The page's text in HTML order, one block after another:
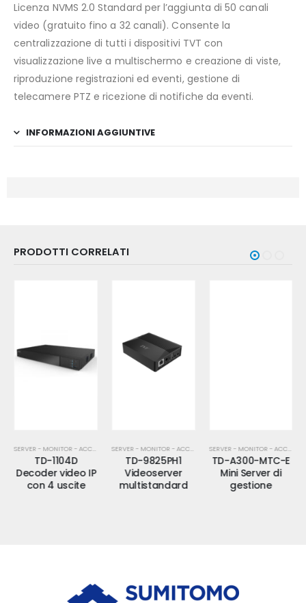
Licenza NVMS 2.0 Standard per l’aggiunta di 50 canali
video (gratuito fino a 32 canali). Consente la
centralizzazione di tutti i dispositivi TVT con
visualizzazione live a multischermo e creazione di viste,
riproduzione registrazioni ed eventi, gestione di
telecamere PTZ e ricezione di notifiche da eventi.
INFORMAZIONI AGGIUNTIVE
PRODOTTI CORRELATI
SERVER - MONITOR - ACCESSORI
TD-1104D
Decoder video IP
con 4 uscite
SERVER - MONITOR - ACCESSORI
TD-9825PH1
Videoserver
multistandard
SERVER - MONITOR - ACCESSORI
TD-A300-MTC-E
Mini Server di
gestione